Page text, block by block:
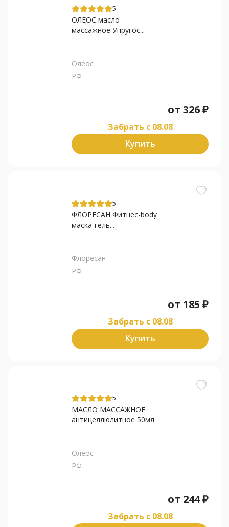
5
ОЛЕОС масло
массажное Упругос...
Олеос
РФ
от 326₽
Забрать c 08.08
Купить
5
ФЛОРЕСАН Фитнес-body
маска-гель...
Флоресан
РФ
от 185 ₽
Забрать c 08.08
Купить
5
МАСЛО МАССАЖНОЕ
антицеллюлитное 50мл
Олеос
РФ
от 244₽
Забрать c 08.08